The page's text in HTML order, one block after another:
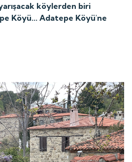
köylerden biri
Köyü... Adatepe Köyü'ne